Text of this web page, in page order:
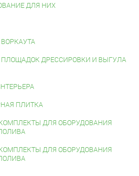
ДЛЯ НИХ
ДРЕССИРОВКИ И ВЫГУЛА
ПЛИТКА
ДЛЯ ОБОРУДОВАНИЯ
ДЛЯ ОБОРУДОВАНИЯ